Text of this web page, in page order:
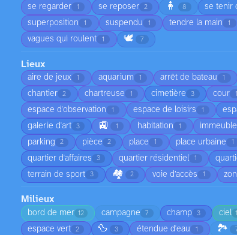
se regarder 1 se reposer 2 🧍 8 se tenir
superposition 1 suspendu 1 tendre la main 1
vagues qui roulent 1 🕊️ 7
Lieux
aire de jeux 1 aquarium 1 arrêt de bateau 1
chantier 2 chartreuse 1 cimetière 3 cour 1
espace d'observation 1 espace de loisirs 1
galerie d'art 3 🚉 1 habitation 1 immeuble
parking 2 pièce 2 place 1 place urbaine 1
quartier d'affaires 3 quartier résidentiel 1
terrain de sport 3 🏘️ 2 voie d’accès 1
Milieux
bord de mer 12 campagne 7 champ 3 ciel
espace vert 2 🦆 3 étendue d'eau 1 🏞️